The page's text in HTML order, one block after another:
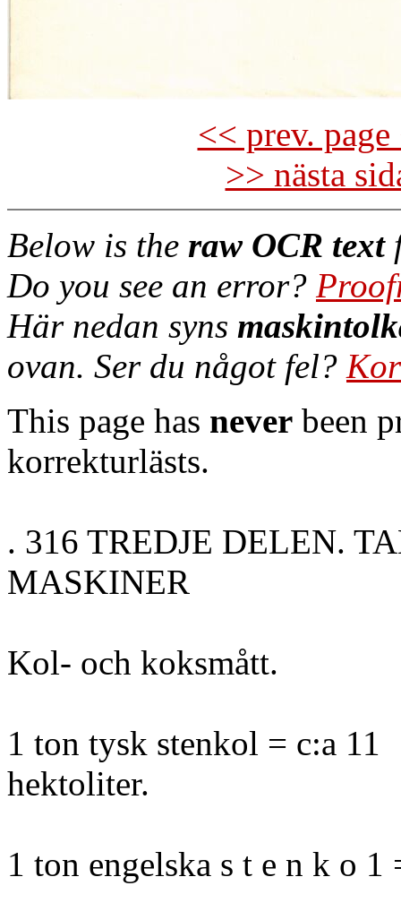
<< prev.
>> nästa
Below is the raw OCR text
Do you see an error?
Här nedan syns
ovan. Ser du något fel?
This page has never been
korrekturlästs.
. 316 TREDJE DELEN.
MASKINER
Kol- och koksmått.
1 ton tysk stenkol = c:a 11
hektoliter.
1 ton engelska s t e n k o 1